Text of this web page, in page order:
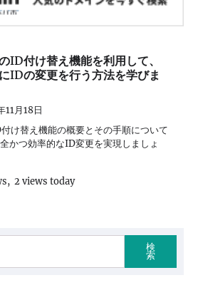
ID付け替え機能を利用して、
IDの変更を行う方法を学びま
11月18日
け替え機能の概要とその手順について
かつ効率的なID変更を実現しましょ
2 views today
検
索